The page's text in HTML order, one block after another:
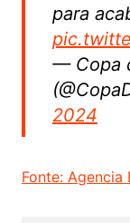
para
— Copa
2024
Fonte: Agencia